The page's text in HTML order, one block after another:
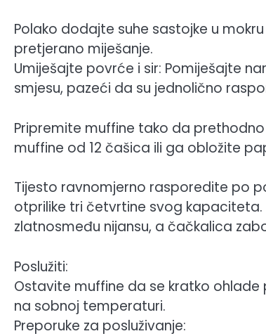
Polako dodajte suhe sastojke u
pretjerano miješanje.
Umiješajte povrće i sir: Pomiješajte
smjesu, pazeći da su jednolično
Pripremite muffine tako da
muffine od 12 čašica ili ga obložite
Tijesto ravnomjerno rasporedite po
otprilike tri četvrtine svog kapaciteta.
zlatnosmeđu nijansu, a čačkalica
Poslužiti:
Ostavite muffine da se kratko ohlade
na sobnoj temperaturi.
Preporuke za posluživanje: